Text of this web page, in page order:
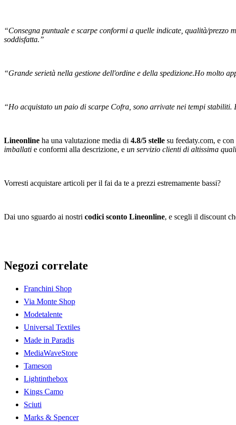
“Consegna puntuale e scarpe conformi a quelle indicate, qualità/
soddisfatta.”
“Grande serietà nella gestione dell'ordine e della spedizione.Ho molto
“Ho acquistato un paio di scarpe Cofra, sono arrivate nei tempi stabiliti.
Lineonline ha una valutazione media di 4.8/5 stelle su feedaty.com, e
imballati e conformi alla descrizione, e un servizio clienti di altissima
Vorresti acquistare articoli per il fai da te a prezzi estremamente bassi?
Dai uno sguardo ai nostri codici sconto Lineonline, e scegli il discount
Negozi correlate
Franchini Shop
Via Monte Shop
Modetalente
Universal Textiles
Made in Paradis
MediaWaveStore
Tameson
Lightinthebox
Kings Camo
Sciuti
Marks & Spencer